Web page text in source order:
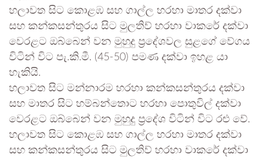
හලාවත සිට කොළඹ සහ ගාල්ල හරහා මාතර දක්වා
සහ කන්කසන්තුරය සිට මුලතිව් හරහා වාකරේ දක්වා
වෙරළට ඔබ්බෙන් වන මුහුදු ප්‍රදේශවල සුළගේ වේගය
විටින් විට පැ.කි.මී. (45-50) පමණ දක්වා ඉහළ යා
හැකියි.
හලාවත සිට මන්නාරම හරහා කන්කසන්තුරය දක්වා
සහ මාතර සිට හම්බන්තොට හරහා පොතුවිල් දක්වා
වෙරළට ඔබ්බෙන් වන මුහුදු ප්‍රදේශ විටින් විට රළු වේ.
හලාවත සිට කොළඹ සහ ගාල්ල හරහා මාතර දක්වා
සහ කන්කසන්තුරය සිට මුලතිව් හරහා වාකරේ දක්වා